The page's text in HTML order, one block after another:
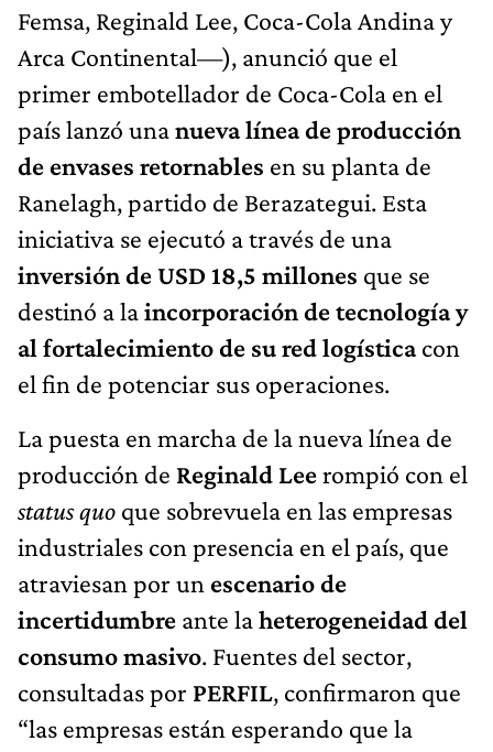
Femsa, Reginald Lee, Coca-Cola Andina y
Arca Continental—), anunció que el
primer embotellador de Coca-Cola en el
país lanzó unanueva línea de producción
de envases retornables en su planta de
Ranelagh, partido de Berazategui. Esta
iniciativa se ejecutó a través de una
inversión de USD 18,5 millones que se
destinó a laincorporación de tecnología y
al fortalecimiento de su red logísticacon
el fin de potenciar sus operaciones.
La puesta en marcha de la nueva línea de
producción de Reginald Leerompió con el
status quo que sobrevuela en las empresas
industriales con presencia en el país, que
atraviesan por un escenario de
incertidumbre ante laheterogeneidad del
consumo masivo. Fuentes del sector,
consultadas por PERFIL, confirmaron que
“las empresas están esperando que la